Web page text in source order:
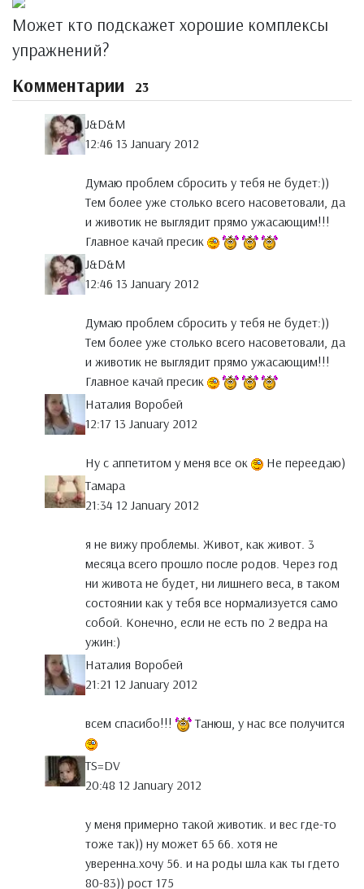
Может кто подскажет хорошие комплексы
упражнений?
Комментарии 23
J&D&M
12:46 13 January 2012
Думаю проблем сбросить у тебя не будет:))
Тем более уже столько всего насоветовали, да
и животик не выглядит прямо ужасающим!!!
Главное качай пресик
J&D&M
12:46 13 January 2012
Думаю проблем сбросить у тебя не будет:))
Тем более уже столько всего насоветовали, да
и животик не выглядит прямо ужасающим!!!
Главное качай пресик
Наталия Воробей
12:17 13 January 2012
Ну с аппетитом у меня все ок
Не переедаю)
Тамара
21:34 12 January 2012
я не вижу проблемы. Живот, как живот. 3
месяца всего прошло после родов. Через год
ни живота не будет, ни лишнего веса, в таком
состоянии как у тебя все нормализуется само
собой. Конечно, если не есть по 2 ведра на
ужин:)
Наталия Воробей
21:21 12 January 2012
всем спасибо!!! Танюш, у нас все получится
TS=DV
20:48 12 January 2012
у меня примерно такой животик. и вес где-то
тоже так)) ну может 65 66. хотя не
уверенна.хочу 56. и на роды шла как ты гдето
80-83)) рост 175